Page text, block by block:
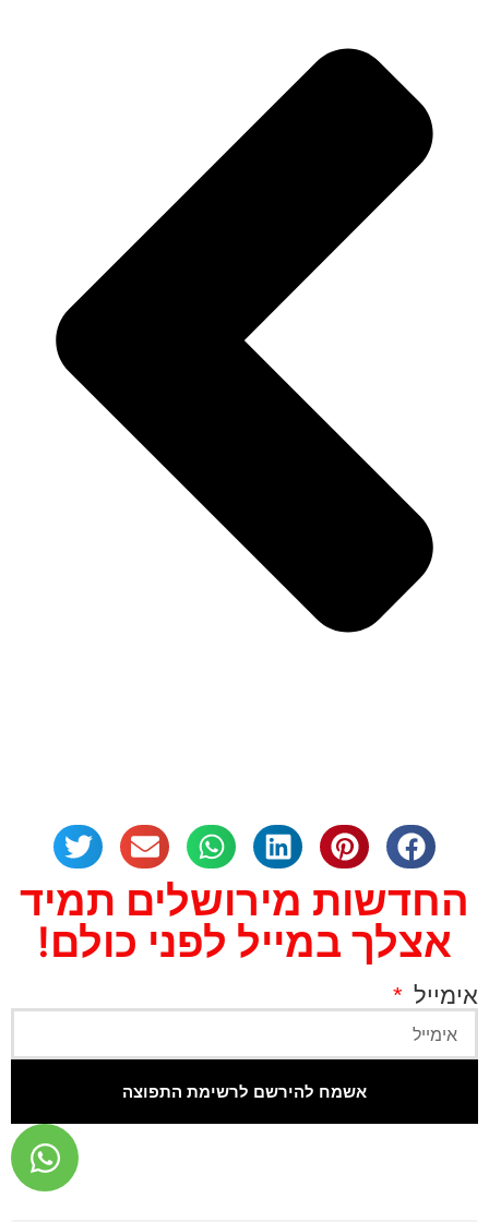
החדשות מירושלים תמיד
אצלך במייל לפני כולם!
אימייל
אשמח להירשם לרשימת התפוצה